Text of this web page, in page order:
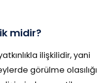
midir?
ilişkilidir, yani
görülme olasılığı